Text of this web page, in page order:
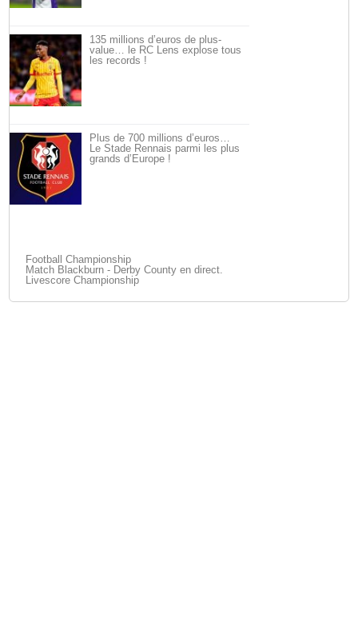
135 millions d’euros de plus-
value… le RC Lens explose tous
les records !
Plus de 700 millions d’euros…
Le Stade Rennais parmi les plus
grands d’Europe !
Football Championship
Match Blackburn - Derby County en direct.
Livescore Championship